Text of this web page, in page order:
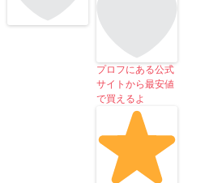
プロフにある公式
サイトから最安値
で買えるよ